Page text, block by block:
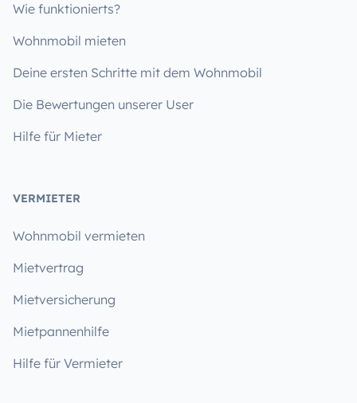
Wie funktionierts?
Wohnmobil mieten
Deine ersten Schritte mit dem Wohnmobil
Die Bewertungen unserer User
Hilfe für Mieter
VERMIETER
Wohnmobil vermieten
Mietvertrag
Mietversicherung
Mietpannenhilfe
Hilfe für Vermieter